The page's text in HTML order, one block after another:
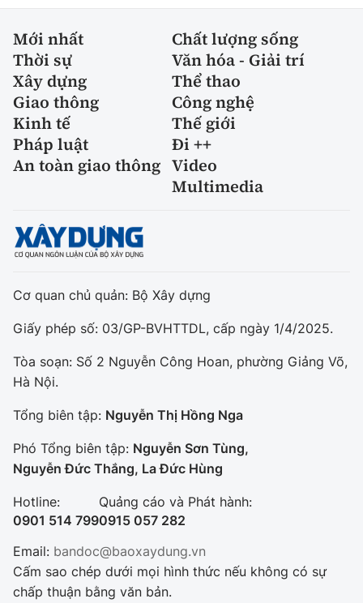
Mới nhất
Chất lượng sống
Thời sự
Văn hóa - Giải trí
Xây dựng
Thể thao
Giao thông
Công nghệ
Kinh tế
Thế giới
Pháp luật
Đi ++
An toàn giao thông Video
Multimedia
Cơ quan chủ quản: Bộ Xây dựng
Giấy phép số: 03/GP-BVHTTDL, cấp ngày 1/4/2025.
Tòa soạn: Số 2 Nguyễn Công Hoan, phường Giảng Võ,
Hà Nội.
Tổng biên tập: Nguyễn Thị Hồng Nga
Phó Tổng biên tập: Nguyễn Sơn Tùng,
Nguyễn Đức Thắng, La Đức Hùng
Hotline:
0901 514 799
Quảng cáo và Phát hành:
0915 057 282
Email: bandoc@baoxaydung.vn
Cấm sao chép dưới mọi hình thức nếu không có sự
chấp thuận bằng văn bản.